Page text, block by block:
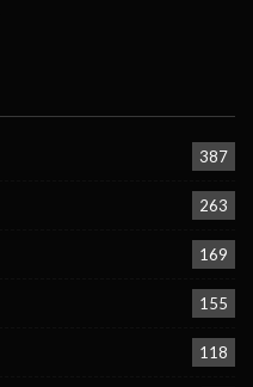
387
263
169
155
118